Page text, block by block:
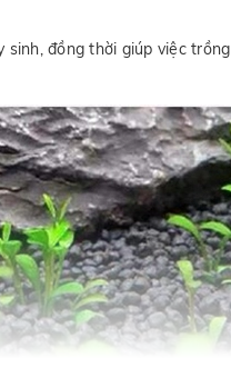
đồng thời giúp việc